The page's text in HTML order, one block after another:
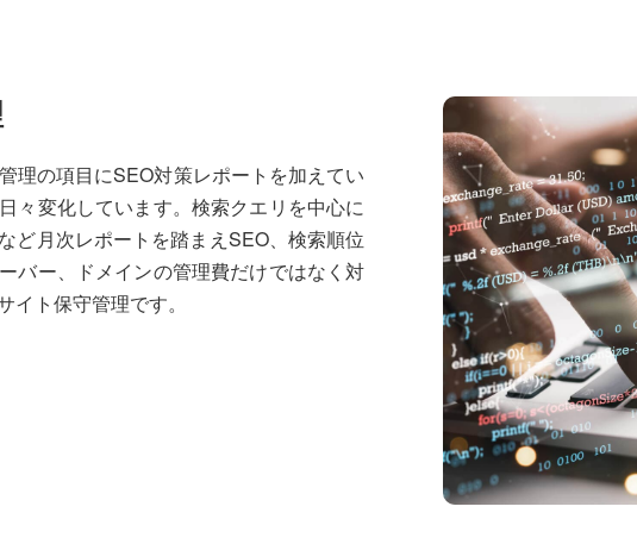
理の項目にSEO対策レポートを加えてい
々変化しています。検索クエリを中心に
ど月次レポートを踏まえSEO、検索順位
バー、ドメインの管理費だけではなく対
ト保守管理です。